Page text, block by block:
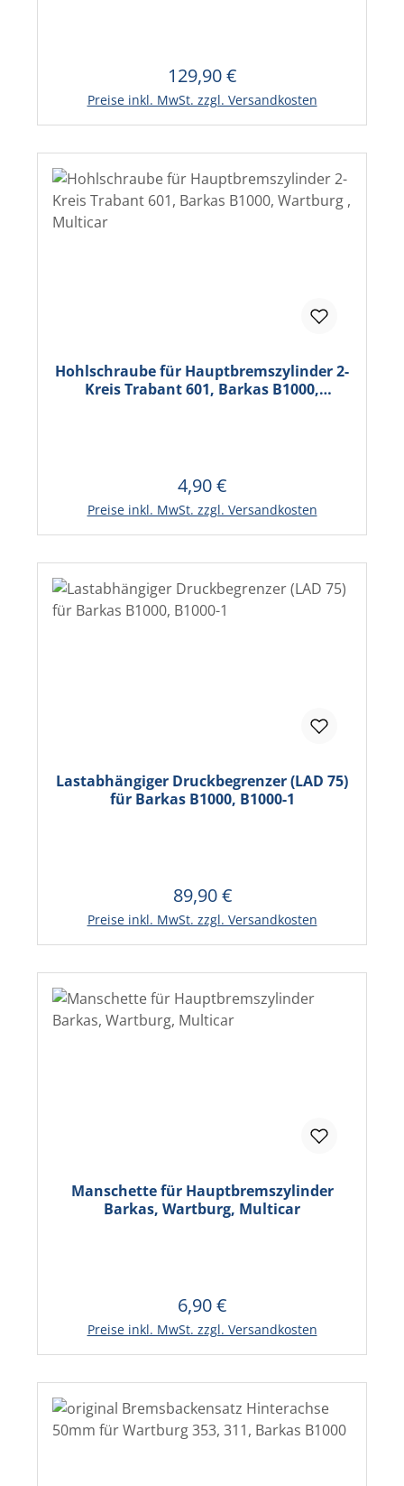
Regulärer Preis:
129,90 €
Preise inkl. MwSt. zzgl. Versandkosten
In den Warenkorb
Hohlschraube für Hauptbremszylinder 2-
Kreis Trabant 601, Barkas B1000,
Regulärer Preis:
4,90 €
Preise inkl. MwSt. zzgl. Versandkosten
In den Warenkorb
Lastabhängiger Druckbegrenzer (LAD 75)
für Barkas B1000, B1000-1
Regulärer Preis:
89,90 €
Preise inkl. MwSt. zzgl. Versandkosten
In den Warenkorb
Manschette für Hauptbremszylinder
Barkas, Wartburg, Multicar
Regulärer Preis:
6,90 €
Preise inkl. MwSt. zzgl. Versandkosten
In den Warenkorb